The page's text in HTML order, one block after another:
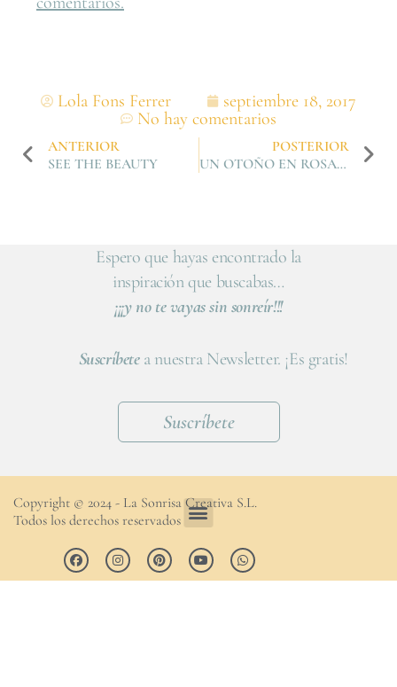
Lola Fons Ferrer
septiembre 18, 2017
No hay comentarios
ANTERIOR
SEE THE BEAUTY
POSTERIOR
UN OTOÑO EN ROSA Y AMARILLO
Espero que hayas encontrado la
inspiración que buscabas…
¡¡¡y no te vayas sin sonreír!!!
Suscríbetea nuestra Newsletter. ¡Es gratis!
Suscríbete
Copyright © 2024 - La Sonrisa Creativa S.L.
Todos los derechos reservados